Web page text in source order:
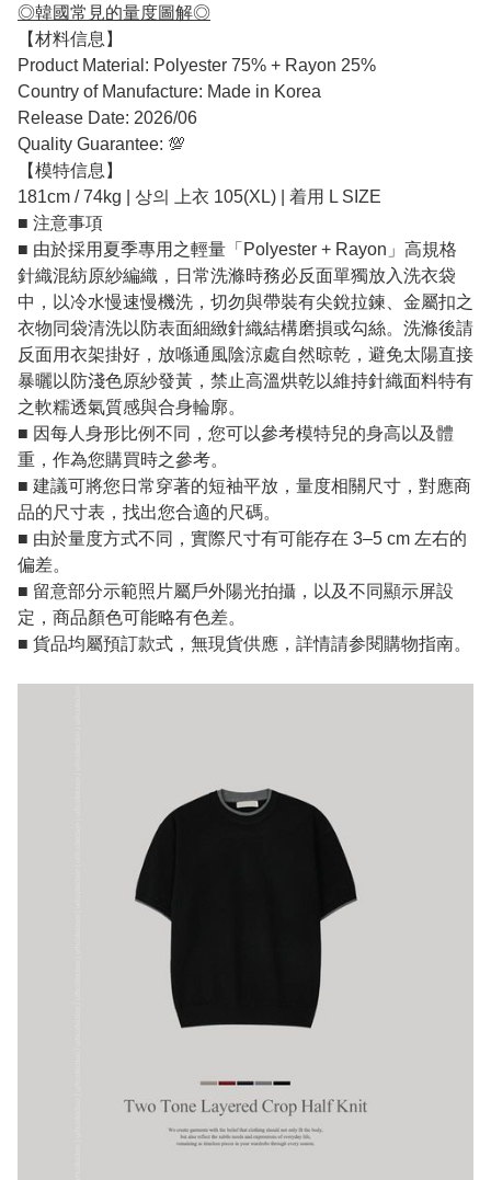
◎韓國常見的量度圖解◎
【材料信息】
Product Material: Polyester 75% + Rayon 25%
Country of Manufacture: Made in Korea
Release Date: 2026/06
Quality Guarantee: 💯
【模特信息】
181cm / 74kg | 상의 上衣 105(XL) | 着用 L SIZE
■ 注意事項
■ 由於採用夏季專用之輕量「Polyester + Rayon」高規格
針織混紡原紗編織，日常洗滌時務必反面單獨放入洗衣袋
中，以冷水慢速慢機洗，切勿與帶裝有尖銳拉鍊、金屬扣之
衣物同袋清洗以防表面細緻針織結構磨損或勾絲。洗滌後請
反面用衣架掛好，放喺通風陰涼處自然晾乾，避免太陽直接
暴曬以防淺色原紗發黃，禁止高溫烘乾以維持針織面料特有
之軟糯透氣質感與合身輪廓。
■ 因每人身形比例不同，您可以參考模特兒的身高以及體
重，作為您購買時之參考。
■ 建議可將您日常穿著的短袖平放，量度相關尺寸，對應商
品的尺寸表，找出您合適的尺碼。
■ 由於量度方式不同，實際尺寸有可能存在 3–5 cm 左右的
偏差。
■ 留意部分示範照片屬戶外陽光拍攝，以及不同顯示屏設
定，商品顏色可能略有色差。
■ 貨品均屬預訂款式，無現貨供應，詳情請参閱購物指南。